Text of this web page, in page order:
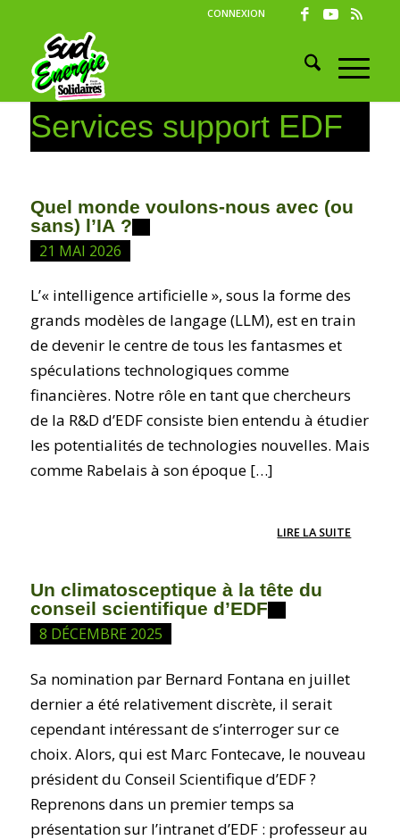
CONNEXION
Services support EDF
Quel monde voulons-nous avec (ou
sans) l’IA ?
21 MAI 2026
L’« intelligence artificielle », sous la forme des
grands modèles de langage (LLM), est en train
de devenir le centre de tous les fantasmes et
spéculations technologiques comme
financières. Notre rôle en tant que chercheurs
de la R&D d’EDF consiste bien entendu à étudier
les potentialités de technologies nouvelles. Mais
comme Rabelais à son époque […]
LIRE LA SUITE
Un climatosceptique à la tête du
conseil scientifique d’EDF
8 DÉCEMBRE 2025
Sa nomination par Bernard Fontana en juillet
dernier a été relativement discrète, il serait
cependant intéressant de s’interroger sur ce
choix. Alors, qui est Marc Fontecave, le nouveau
président du Conseil Scientifique d’EDF ?
Reprenons dans un premier temps sa
présentation sur l’intranet d’EDF : professeur au